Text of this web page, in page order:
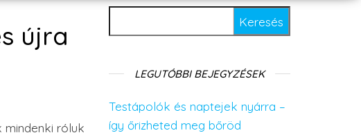
újra
mindenki róluk
LEGUTÓBBI BEJEGYZÉSEK
Testápolók és naptejek nyárra –
így őrizheted meg bőröd